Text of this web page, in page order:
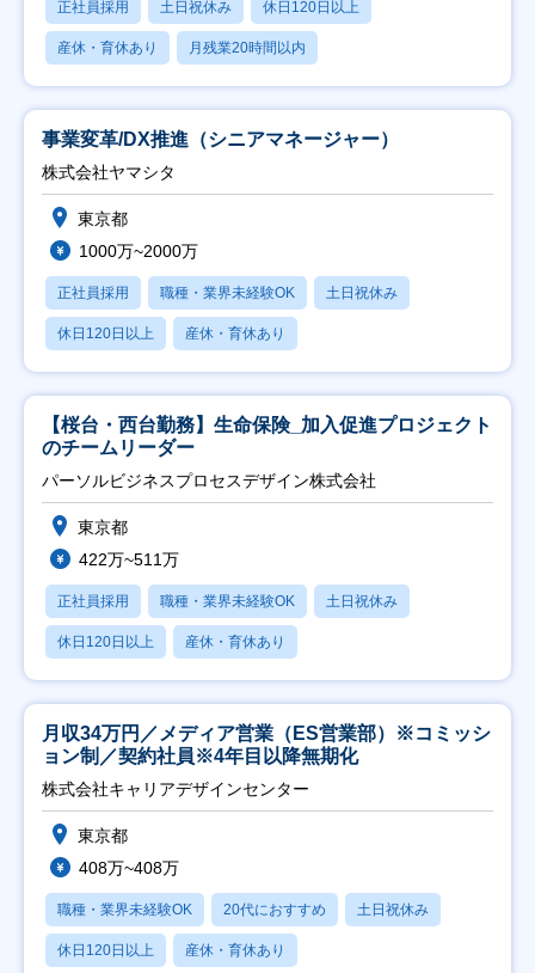
正社員採用 土日祝休み 休日120日以上
産休・育休あり 月残業20時間以内
事業変革/DX推進（シニアマネージャー）
株式会社ヤマシタ
東京都
1000万~2000万
正社員採用 職種・業界未経験OK 土日祝休み
休日120日以上 産休・育休あり
【桜台・西台勤務】生命保険_加入促進プロジェクト
のチームリーダー
パーソルビジネスプロセスデザイン株式会社
東京都
422万~511万
正社員採用 職種・業界未経験OK 土日祝休み
休日120日以上 産休・育休あり
月収34万円／メディア営業（ES営業部）※コミッシ
ョン制／契約社員※4年目以降無期化
株式会社キャリアデザインセンター
東京都
408万~408万
職種・業界未経験OK 20代におすすめ 土日祝休み
休日120日以上 産休・育休あり